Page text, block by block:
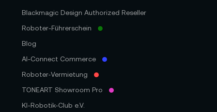
Blackmagic Design Authorized Reseller
Roboter-Führerschein
Blog
AI-Connect Commerce
Roboter‑Vermietung
TONEART Showroom Pro
KI-Robotik-Club e.V.